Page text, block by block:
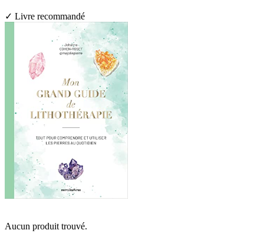
✓ Livre recommandé
Aucun produit trouvé.